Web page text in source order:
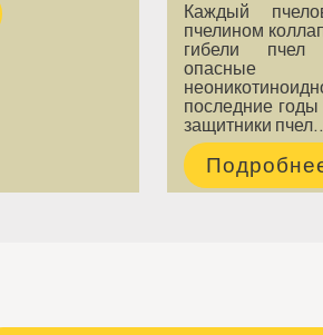
Каждый
пчелином
гибели пчел
опасные
последние годы
защитники